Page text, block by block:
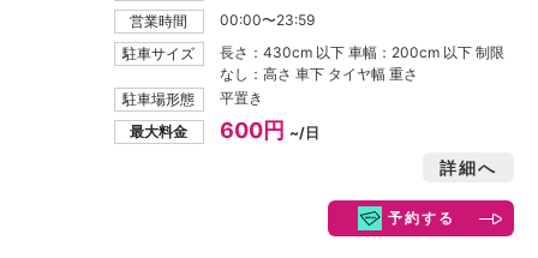
営業時間
00:00〜23:59
駐車サイズ
長さ：430cm 以下 車幅：200cm 以下 制限
なし：高さ 車下 タイヤ幅 重さ
駐車場形態
平置き
最大料金
600円 ~/日
詳細へ
予約する